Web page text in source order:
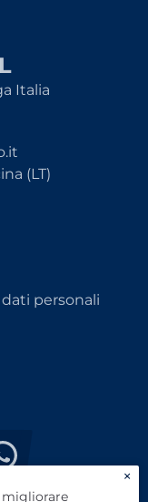
Italia
(LT)
personali
×
migliorare